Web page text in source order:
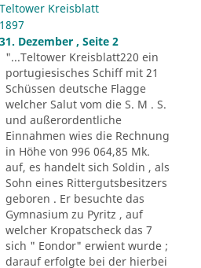
Teltower Kreisblatt
1897
31. Dezember , Seite 2
"...Teltower Kreisblatt220 ein
portugiesisches Schiff mit 21
Schüssen deutsche Flagge
welcher Salut vom die S. M . S.
und außerordentliche
Einnahmen wies die Rechnung
in Höhe von 996 064,85 Mk.
auf, es handelt sich Soldin , als
Sohn eines Rittergutsbesitzers
geboren . Er besuchte das
Gymnasium zu Pyritz , auf
welcher Kropatscheck das 7
sich " Eondor" erwient wurde ;
darauf erfolgte bei der hierbei